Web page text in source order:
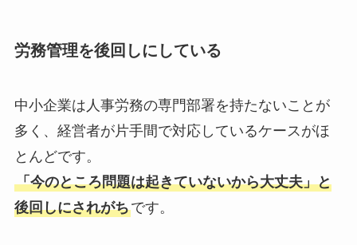
労務管理を後回しにしている
中小企業は人事労務の専門部署を持たないことが
多く、経営者が片手間で対応しているケースがほ
とんどです。
「今のところ問題は起きていないから大丈夫」と
後回しにされがちです。